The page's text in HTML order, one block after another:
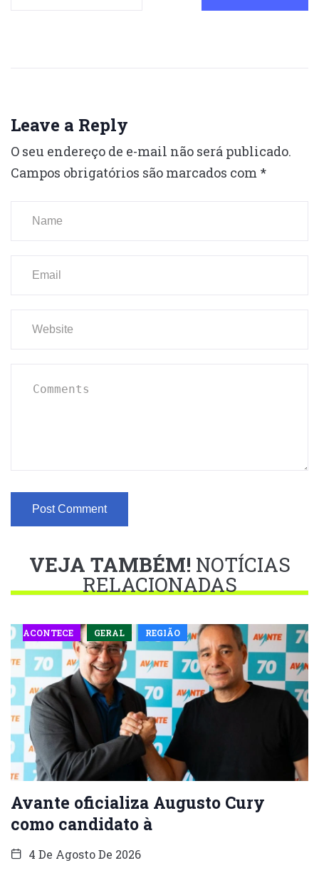
Leave a Reply
O seu endereço de e-mail não será publicado.
Campos obrigatórios são marcados com *
VEJA TAMBÉM! NOTÍCIAS
RELACIONADAS
ACONTECE GERAL REGIÃO
Avante oficializa Augusto Cury
como candidato à
4 De Agosto De 2026